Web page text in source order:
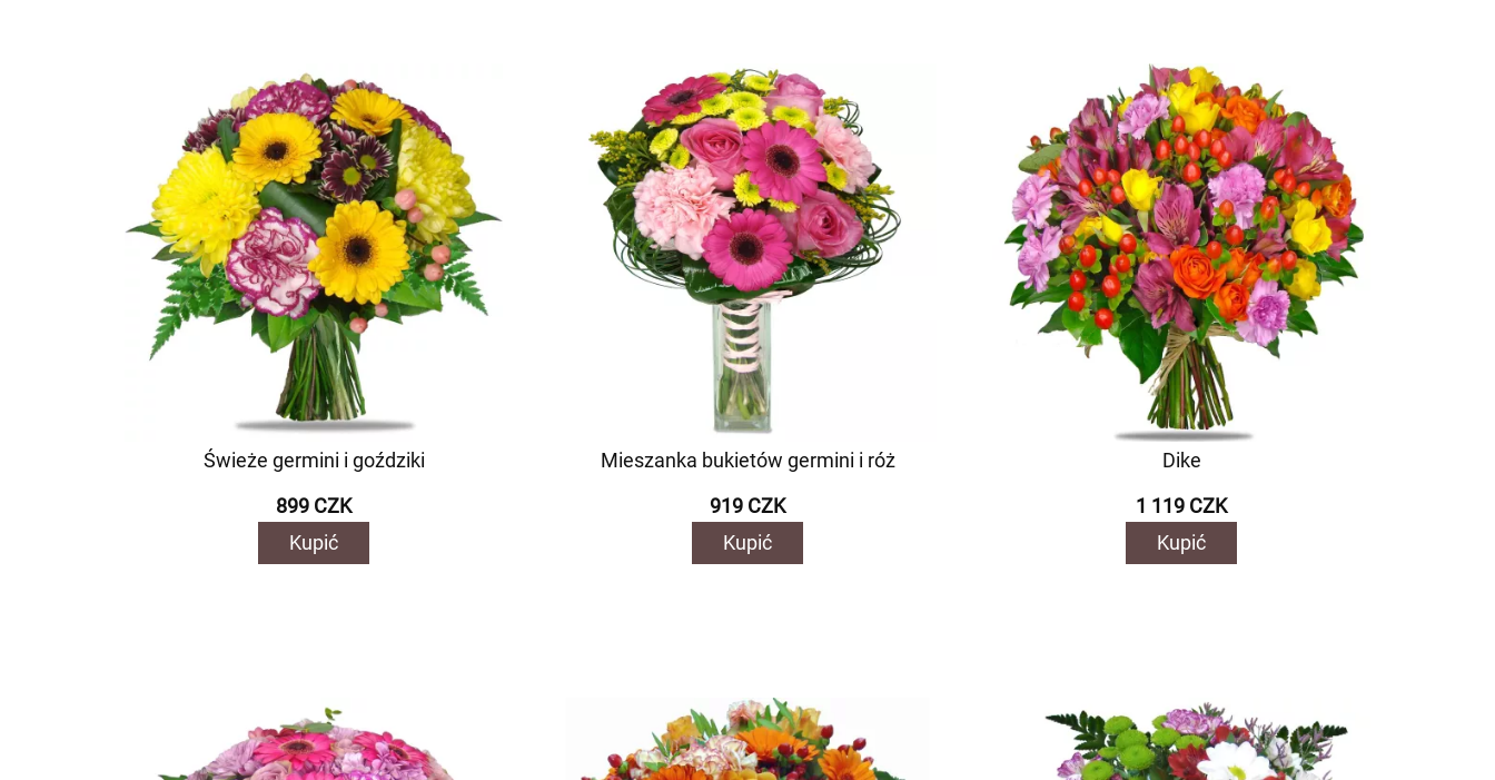
Świeże germini i goździki
899 CZK
Kupić
Mieszanka bukietów germini i róż
919 CZK
Kupić
Dike
1 119 CZK
Kupić